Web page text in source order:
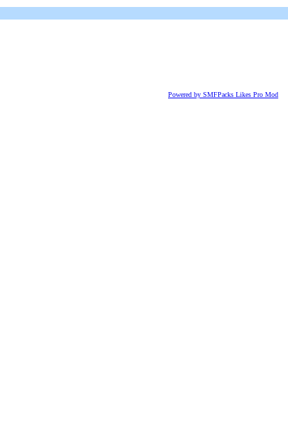
Powered by SMFPacks Likes Pro Mod